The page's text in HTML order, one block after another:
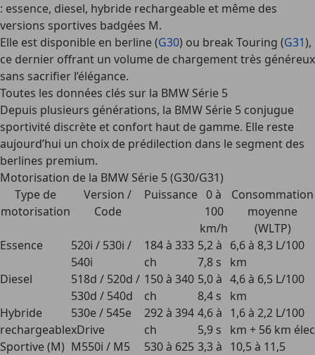
: essence, diesel, hybride rechargeable et même des
versions sportives badgées M.
Elle est disponible en berline (G30) ou break Touring (G31),
ce dernier offrant un volume de chargement très généreux
sans sacrifier l’élégance.
Toutes les données clés sur la BMW Série 5
Depuis plusieurs générations, la BMW Série 5 conjugue
sportivité discrète et confort haut de gamme. Elle reste
aujourd’hui un choix de prédilection dans le segment des
berlines premium.
Motorisation de la BMW Série 5 (G30/G31)
Type de
motorisation
Version /
Code
Puissance 0 à
100
km/h
Consommation
moyenne
(WLTP)
Essence
520i / 530i /
540i
184 à 333
ch
5,2 à
7,8 s
6,6 à 8,3 L/100
km
Diesel
518d / 520d /
530d / 540d
150 à 340
ch
5,0 à
8,4 s
4,6 à 6,5 L/100
km
Hybride
rechargeable
530e / 545e
xDrive
292 à 394
ch
4,6 à
5,9 s
1,6 à 2,2 L/100
km + 56 km élec
Sportive (M) M550i / M5
530 à 625 3,3 à 10,5 à 11,5